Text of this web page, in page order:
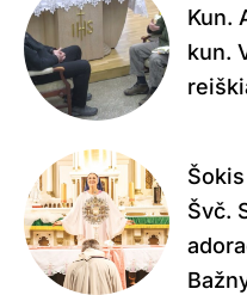
Kun.
kun.
Švč.